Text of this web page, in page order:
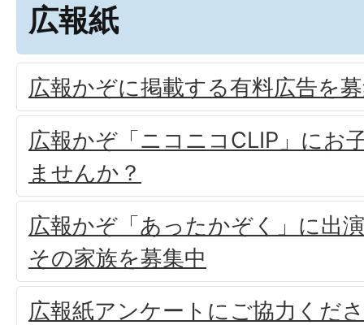
広報紙
広報かぞに掲載する有料広告を
広報かぞ「ニコニコCLIP」にお
ませんか？
広報かぞ「あったかぞく」に出
その家族を募集中
広報紙アンケートにご協力くだ